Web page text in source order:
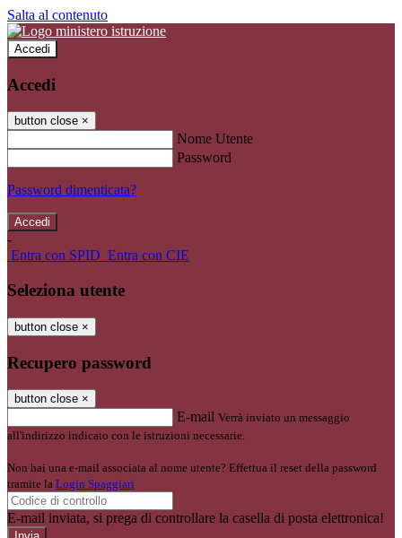
Salta al contenuto
Accedi
Accedi
button close ×
Nome Utente
Password
Password dimenticata?
-
Entra con SPID Entra con CIE
Seleziona utente
button close ×
Recupero password
button close ×
E-mail Verrà inviato un messaggio
all'indirizzo indicato con le istruzioni necessarie.
Non hai una e-mail associata al nome utente? Effettua il reset della password
tramite la Login Spaggiari
E-mail inviata, si prega di controllare la casella di posta elettronica!